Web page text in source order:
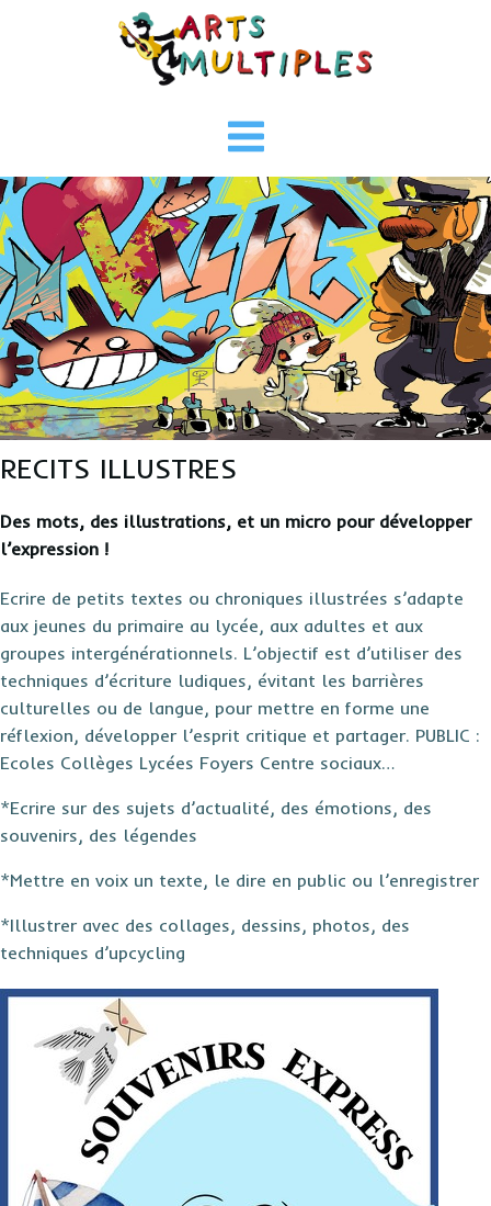
Aller
au
contenu
RECITS ILLUSTRES
Des mots, des illustrations, et un micro pour développer
l’expression !
Ecrire de petits textes ou chroniques illustrées s’adapte
aux jeunes du primaire au lycée, aux adultes et aux
groupes intergénérationnels. L’objectif est d’utiliser des
techniques d’écriture ludiques, évitant les barrières
culturelles ou de langue, pour mettre en forme une
réflexion, développer l’esprit critique et partager. PUBLIC :
Ecoles Collèges Lycées Foyers Centre sociaux…
*Ecrire sur des sujets d’actualité, des émotions, des
souvenirs, des légendes
*Mettre en voix un texte, le dire en public ou l’enregistrer
*Illustrer avec des collages, dessins, photos, des
techniques d’upcycling